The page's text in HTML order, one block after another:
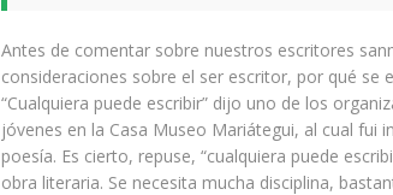
Antes de comentar sobre nuestros escritores
consideraciones sobre el ser escritor, por qué se
“Cualquiera puede escribir” dijo uno de los
jóvenes en la Casa Museo Mariátegui, al cual fui
poesía. Es cierto, repuse, “cualquiera puede
obra literaria. Se necesita mucha disciplina,